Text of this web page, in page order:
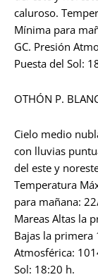
caluroso.
Mínima para
GC. Presión
Puesta del Sol:
OTHÓN P.
Cielo medio
con lluvias
del este y
Temperatura
para mañana:
Mareas Altas la
Bajas la primera
Atmosférica:
Sol: 18:20 h.